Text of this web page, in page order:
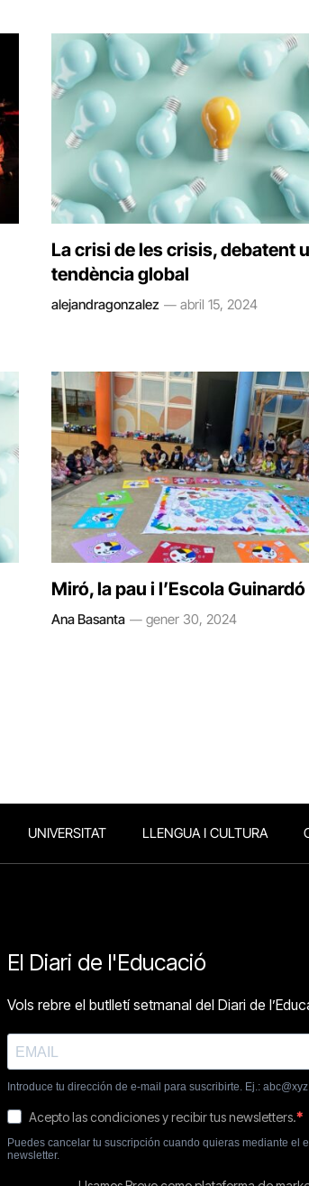
La crisi de les crisis, debatent
tendència global
alejandragonzalez abril 15, 2024
Miró, la pau i l’Escola Guinardó
Ana Basanta gener 30, 2024
UNIVERSITAT LLENGUA I CULTURA